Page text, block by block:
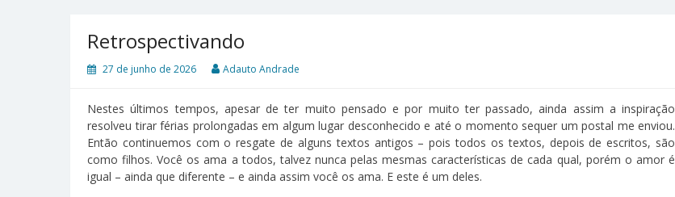
Retrospectivando
27 de junho de 2026 Adauto Andrade
Nestes últimos tempos, apesar de ter muito pensado e por muito ter passado, ainda assim a inspiração
resolveu tirar férias prolongadas em algum lugar desconhecido e até o momento sequer um postal me enviou.
Então continuemos com o resgate de alguns textos antigos – pois todos os textos, depois de escritos, são
como filhos. Você os ama a todos, talvez nunca pelas mesmas características de cada qual, porém o amor é
igual – ainda que diferente – e ainda assim você os ama. E este é um deles.